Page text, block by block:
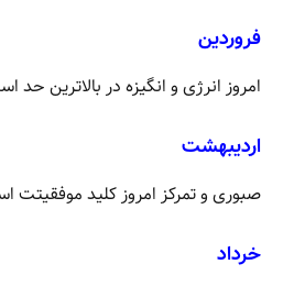
فروردین
امروز انرژی و انگیزه در بالاترین
اردیبهشت
صبوری و تمرکز امروز کلید
خرداد